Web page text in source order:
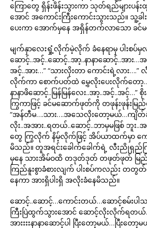
ကြောတွေ ရှိန်းဖိန်းသွားကာ သုတ်ရည်များပန်
အောင် အကောင်းကြီးကောင်းသွားသည်။ သူ့
ပေးကာ အောက်မှနေ အရှိန်တက်လာသော ခင်
မျက်နှာလေးရှုံ့လိုက်မဲ့လိုက် ခံနေရာမှ ပါးစပ်မှလည်
ဆောင့်..အင့်..ဆောင့်..အာ့..နာနာဆောင့်..အား
အင့်..အား…” “သားလိုးတာ ကောင်းရဲ့လား
လိုက်ကာ စောက်ပတ်ထဲ မွှေလိုးပေးလိုက်တော့
နာနာဖိဆောင့်..မြန်မြန်လေး..အာ့..အင့်..အင့်…”
ကြွကာဖြင့် ခင်မဆောက်ဖုတ်ကို တဖုန်းဖုန်းမြည်
“အန်တီမ….သား….အသေလိုးတော့မယ်…ကျိတ်ခံ
လိုး..အအား..ရတယ်..ဆောင့်..ဘာမှမဖြစ် ဘူး..အ
တွေ ကြွလိုက် နိမ့်လိုက်ဖြင့် အိပ်ယာထက်မှာ ကေ
မိသည်။ တူအရင်းခေါက်ခေါက်ရဲ့ လီးညိုရှည်
မှနေ သားအိမ်ဝထိ တဒုတ်ဒုတ် တဖုတ်ဖုတ် မြည်
ကြည်နူးစွာခံစားလျက် ပါးစပ်ကလည်း တတွတ်
နေကာ အားရှိပါးရှိ အလိုးခံနေမိသည်။
ဆောင့်..ဆောင့်…ကောင်းတယ်…ဆောင့်စမ်းပ
ကြီးပြဲထွက်သွားအောင် ဆောင့်လိုးလိုက်ရတယ်….့..
အားးးးနာနာဆောင့်ပါ ပြီးတော့မယ်…ပြီးတ